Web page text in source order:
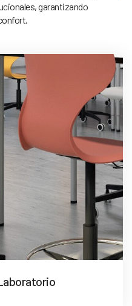
garantizando